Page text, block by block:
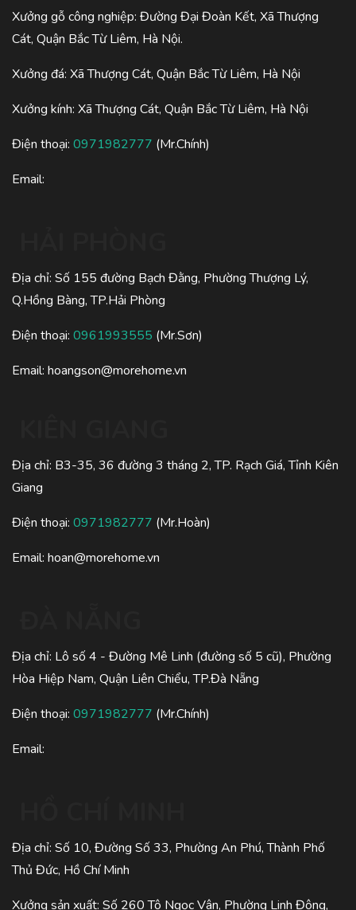
Xưởng gỗ công nghiệp: Đường Đại Đoàn Kết, Xã Thượng
Cát, Quận Bắc Từ Liêm, Hà Nội.
Xưởng đá: Xã Thượng Cát, Quận Bắc Từ Liêm, Hà Nội
Xưởng kính: Xã Thượng Cát, Quận Bắc Từ Liêm, Hà Nội
Điện thoại: 0971982777 (Mr.Chính)
Email:
Địa chỉ: Số 155 đường Bạch Đằng, Phường Thượng Lý,
Q.Hồng Bàng, TP.Hải Phòng
Điện thoại: 0961993555 (Mr.Sơn)
Email: hoangson@morehome.vn
Địa chỉ: B3-35, 36 đường 3 tháng 2, TP. Rạch Giá, Tỉnh Kiên
Giang
Điện thoại: 0971982777 (Mr.Hoàn)
Email: hoan@morehome.vn
Địa chỉ: Lô số 4 - Đường Mê Linh (đường số 5 cũ), Phường
Hòa Hiệp Nam, Quận Liên Chiểu, TP.Đà Nẵng
Điện thoại: 0971982777 (Mr.Chính)
Email:
Địa chỉ: Số 10, Đường Số 33, Phường An Phú, Thành Phố
Thủ Đức, Hồ Chí Minh
Xưởng sản xuất: Số 260 Tô Ngọc Vân, Phường Linh Đông,